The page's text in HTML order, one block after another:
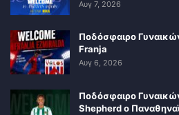
Αυγ 7, 2026
Ποδόσφαιρο
Franja
Αυγ 6, 2026
Ποδόσφαιρο
Shepherd ο